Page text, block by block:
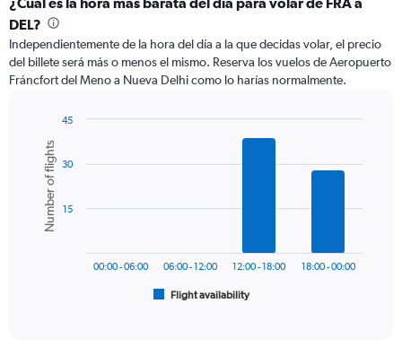
Range:
categories.
The
chart
axis
displaying
values.
Range:
DEL?
Independientemente de la hora del día a la que decidas volar, el precio
del billete será más o menos el mismo. Reserva los vuelos de Aeropuerto
Fráncfort del Meno a Nueva Delhi como lo harías normalmente.
chart
with
bars.
The
Chart
graphic.
Number of flights
Flight availability
00:00 - 06:00 06:00 - 12:00 12:00 - 18:00 18:00 - 00:00
15
30
45